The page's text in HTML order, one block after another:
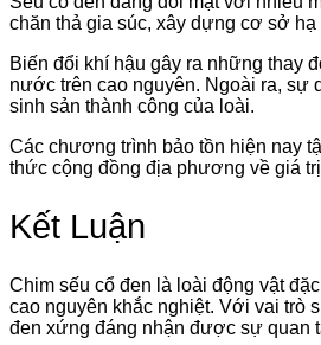
chăn thả gia súc, xây dựng cơ sở
Biến đổi khí hậu gây ra những thay
nước trên cao nguyên. Ngoài ra, sự
sinh sản thành công của loài.
Các chương trình bảo tồn hiện nay
thức cộng đồng địa phương về giá
Kết Luận
Chim sếu cổ đen là loài động vật
cao nguyên khắc nghiệt. Với vai trò
đen xứng đáng nhận được sự quan